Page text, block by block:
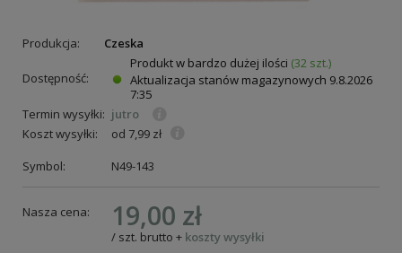
Produkcja: Czeska
Dostępność:
Produkt w bardzo dużej ilości (32 szt.)
Aktualizacja stanów magazynowych 9.8.2026
7:35
Termin wysyłki: jutro
Koszt wysyłki:
od 7,99 zł
Symbol:
N49-143
Nasza cena: 19,00 zł
/ szt. brutto + koszty wysyłki